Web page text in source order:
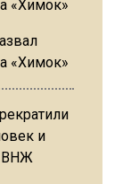
«Химок»